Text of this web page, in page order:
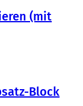
(mit
Block